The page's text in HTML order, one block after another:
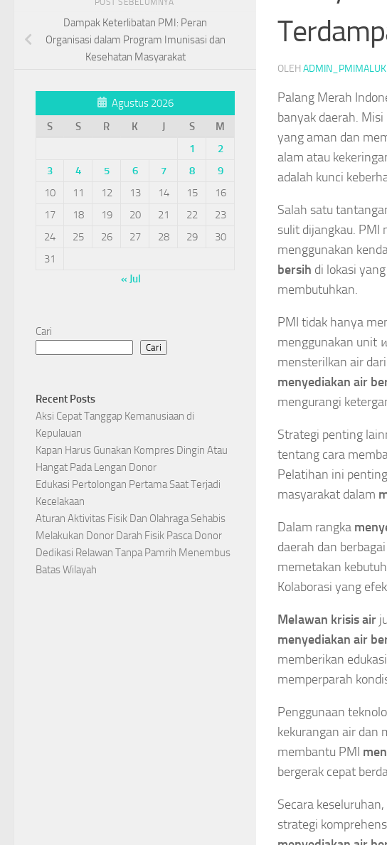
OLEH
Palang Merah
banyak daerah.
yang aman dan
alam atau
adalah kunci
Salah satu
sulit dijangkau. PMI
menggunakan
bersih di lokasi
membutuhkan.
PMI tidak hanya
menggunakan unit
mensterilkan air
menyediakan air
mengurangi
Strategi penting
tentang cara
Pelatihan ini
masyarakat dalam
Dalam rangka
daerah dan
memetakan
Kolaborasi yang
Melawan krisis air
menyediakan air
memberikan
memperparah
Penggunaan
kekurangan air dan
membantu PMI
bergerak cepat
Secara keseluruhan,
strategi
Dampak Keterlibatan PMI: Peran
Organisasi dalam Program Imunisasi dan
Kesehatan Masyarakat
Agustus 2026
S
S R K J S
M
1
2
3
4 5 6 7 8
9
10
11 12 13 14 15
16
17
18 19 20 21 22
23
24
25 26 27 28 29
30
31
« Jul
Cari
Cari
Recent Posts
Aksi Cepat Tanggap Kemanusiaan di
Kepulauan
Kapan Harus Gunakan Kompres Dingin Atau
Hangat Pada Lengan Donor
Edukasi Pertolongan Pertama Saat Terjadi
Kecelakaan
Aturan Aktivitas Fisik Dan Olahraga Sehabis
Melakukan Donor Darah Fisik Pasca Donor
Dedikasi Relawan Tanpa Pamrih Menembus
Batas Wilayah